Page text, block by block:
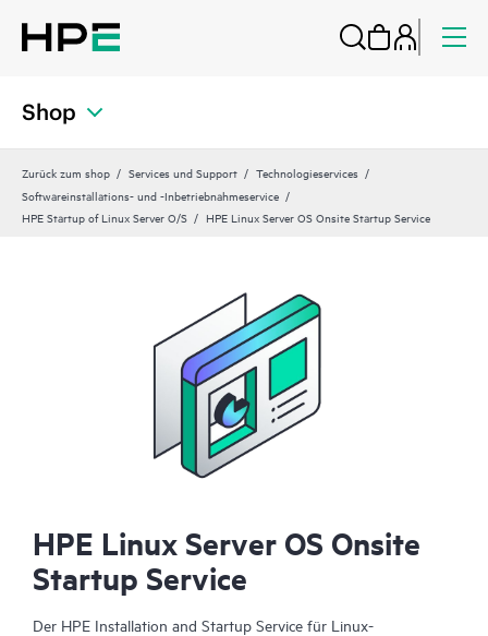
Shop
Zurück zum shop Services und Support
Technologieservices
Softwareinstallations- und -Inbetriebnahmeservice
HPE Startup of Linux Server O/S
HPE Linux Server OS Onsite Startup Service
HPE Linux Server OS Onsite
Startup Service
Der HPE Installation and Startup Service für Linux-